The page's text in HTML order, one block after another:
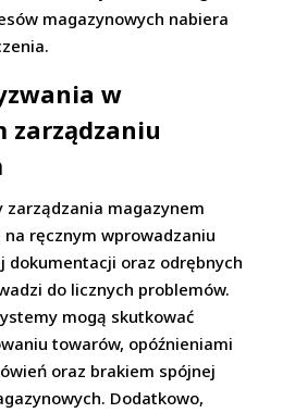
magazynowych nabiera
w
zarządzaniu
zarządzania magazynem
ręcznym wprowadzaniu
dokumentacji oraz odrębnych
do licznych problemów.
mogą skutkować
towarów, opóźnieniami
oraz brakiem spójnej
Dodatkowo,